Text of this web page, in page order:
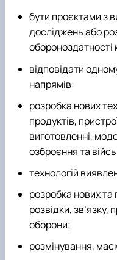
бути проєктами з
досліджень або
обороноздатності
відповідати
напрямів:
розробка нових
продуктів,
виготовленні,
озброєння та
технологій
розробка нових
розвідки, зв’язку,
оборони;
розмінування,